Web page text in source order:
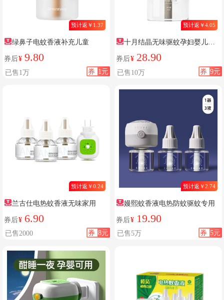
预计返￥1.37
绿鼻子电蚊香液补充儿童
券后¥ 9.80
券 1元
已售1万
预计返￥4.05
十月结晶无味驱蚊孕妇婴儿蚊
香液
券后¥ 28.90
券 9元
已售10万
预计返￥0.24
兰古仕电热蚊香液无味家用
券后¥ 6.90
券 8元
已售2000
预计返￥2.74
嫚熙蚊香液电热防蚊驱蚊专用
券后¥ 19.90
券 5元
已售5万